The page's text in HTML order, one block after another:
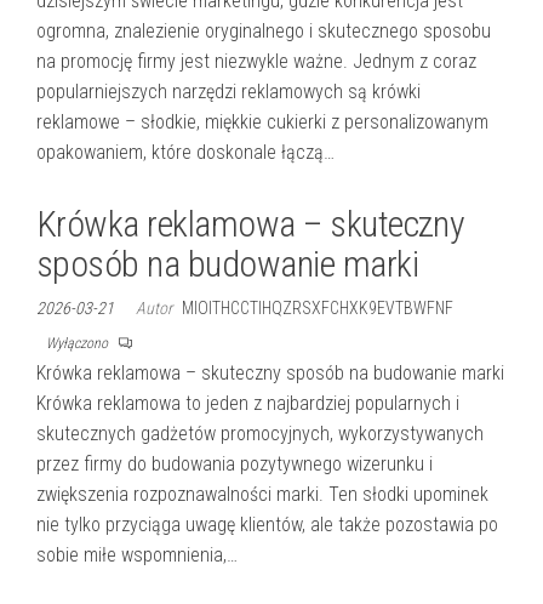
ogromna, znalezienie oryginalnego i skutecznego sposobu
na promocję firmy jest niezwykle ważne. Jednym z coraz
popularniejszych narzędzi reklamowych są krówki
reklamowe – słodkie, miękkie cukierki z personalizowanym
opakowaniem, które doskonale łączą…
Krówka reklamowa – skuteczny
sposób na budowanie marki
2026-03-21 Autor MIOITHCCTIHQZRSXFCHXK9EVTBWFNF
Wyłączono
Krówka reklamowa – skuteczny sposób na budowanie marki
Krówka reklamowa to jeden z najbardziej popularnych i
skutecznych gadżetów promocyjnych, wykorzystywanych
przez firmy do budowania pozytywnego wizerunku i
zwiększenia rozpoznawalności marki. Ten słodki upominek
nie tylko przyciąga uwagę klientów, ale także pozostawia po
sobie miłe wspomnienia,…